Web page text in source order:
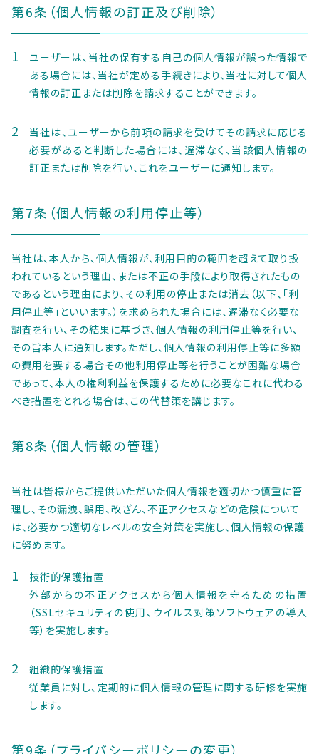
第6条（個人情報の訂正及び削除）
ユーザーは、当社の保有する自己の個人情報が誤った情報で
ある場合には、当社が定める手続きにより、当社に対して個人
情報の訂正または削除を請求することができます。
当社は、ユーザーから前項の請求を受けてその請求に応じる
必要があると判断した場合には、遅滞なく、当該個人情報の
訂正または削除を行い、これをユーザーに通知します。
第7条（個人情報の利用停止等）
当社は、本人から、個人情報が、利用目的の範囲を超えて取り扱
われているという理由、または不正の手段により取得されたもの
であるという理由により、その利用の停止または消去（以下、「利
用停止等」といいます。）を求められた場合には、遅滞なく必要な
調査を行い、その結果に基づき、個人情報の利用停止等を行い、
その旨本人に通知します。ただし、個人情報の利用停止等に多額
の費用を要する場合その他利用停止等を行うことが困難な場合
であって、本人の権利利益を保護するために必要なこれに代わる
べき措置をとれる場合は、この代替策を講じます。
第8条（個人情報の管理）
当社は皆様からご提供いただいた個人情報を適切かつ慎重に管
理し、その漏洩、誤用、改ざん、不正アクセスなどの危険について
は、必要かつ適切なレベルの安全対策を実施し、個人情報の保護
に努めます。
技術的保護措置
外部からの不正アクセスから個人情報を守るための措置
（SSLセキュリティの使用、ウイルス対策ソフトウェアの導入
等）を実施します。
組織的保護措置
従業員に対し、定期的に個人情報の管理に関する研修を実施
します。
第9条（プライバシーポリシーの変更）